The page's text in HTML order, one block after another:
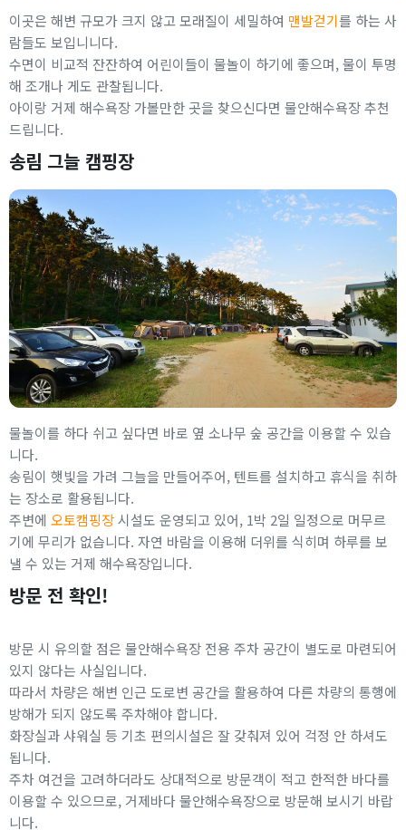
이곳은 해변 규모가 크지 않고 모래질이 세밀하여 맨발걷기를 하는 사
람들도 보입니니다.
수면이 비교적 잔잔하여 어린이들이 물놀이 하기에 좋으며, 물이 투명
해 조개나 게도 관찰됩니다.
아이랑 거제 해수욕장 가볼만한 곳을 찾으신다면 물안해수욕장 추천
드립니다.
송림 그늘 캠핑장
물놀이를 하다 쉬고 싶다면 바로 옆 소나무 숲 공간을 이용할 수 있습
니다.
송림이 햇빛을 가려 그늘을 만들어주어, 텐트를 설치하고 휴식을 취하
는 장소로 활용됩니다.
주변에 오토캠핑장시설도 운영되고 있어, 1박 2일 일정으로 머무르
기에 무리가 없습니다. 자연 바람을 이용해 더위를 식히며 하루를 보
낼 수 있는 거제 해수욕장입니다.
방문 전 확인!
방문 시 유의할 점은 물안해수욕장 전용 주차 공간이 별도로 마련되어
있지 않다는 사실입니다.
따라서 차량은 해변 인근 도로변 공간을 활용하여 다른 차량의 통행에
방해가 되지 않도록 주차해야 합니다.
화장실과 샤워실 등 기초 편의시설은 잘 갖춰져 있어 걱정 안 하셔도
됩니다.
주차 여건을 고려하더라도 상대적으로 방문객이 적고 한적한 바다를
이용할 수 있으므로, 거제바다 물안해수욕장으로 방문해 보시기 바랍
니다.